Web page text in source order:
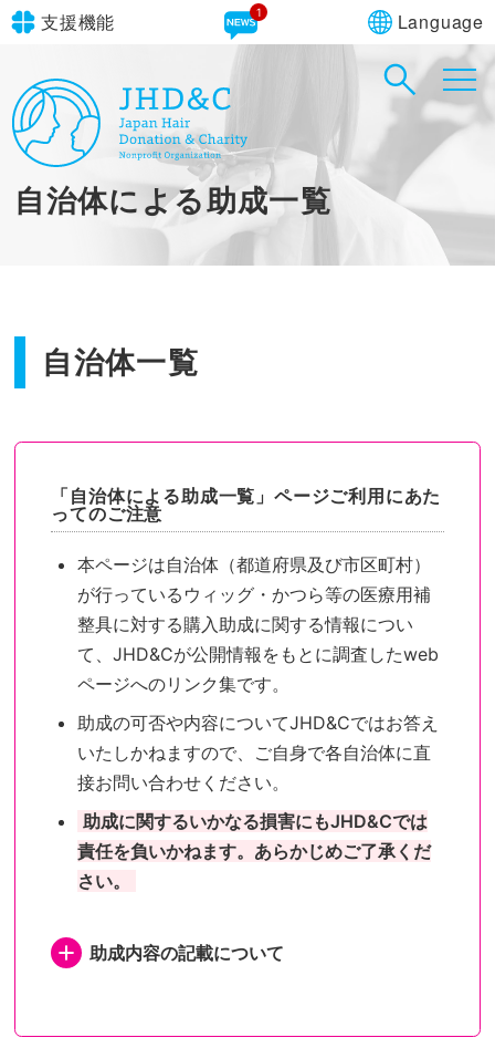
支援機能
文字サイズ 標準
青 黒
やさしいにほんご
1 Language
in simple English
自治体による助成一覧
自治体一覧
「自治体による助成一覧」ページご利用にあた
ってのご注意
本ページは自治体（都道府県及び市区町村）
が行っているウィッグ・かつら等の医療用補
整具に対する購入助成に関する情報につい
て、JHD&Cが公開情報をもとに調査したweb
ページへのリンク集です。
助成の可否や内容についてJHD&Cではお答え
いたしかねますので、ご自身で各自治体に直
接お問い合わせください。
助成に関するいかなる損害にもJHD&Cでは
責任を負いかねます。あらかじめご了承くだ
さい。
助成内容の記載について